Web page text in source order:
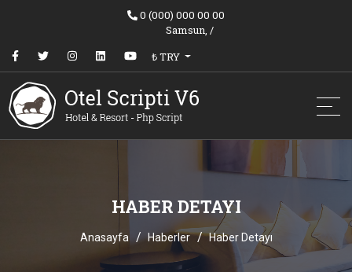
0 (000) 000 00 00
Samsun, /
₺ TRY
HABER DETAYI
Anasayfa Haberler Haber Detayı